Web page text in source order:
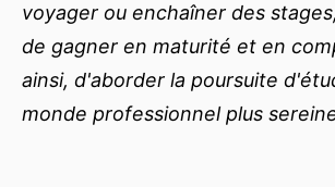
voyager ou enchaîner des
de gagner en maturité et en
ainsi, d'aborder la poursuite
monde professionnel plus